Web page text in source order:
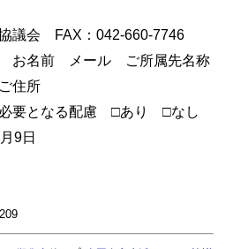
議会 FAX：042-660-7746
お名前 メール ご所属先名称
住所
要となる配慮 □あり □なし
9日